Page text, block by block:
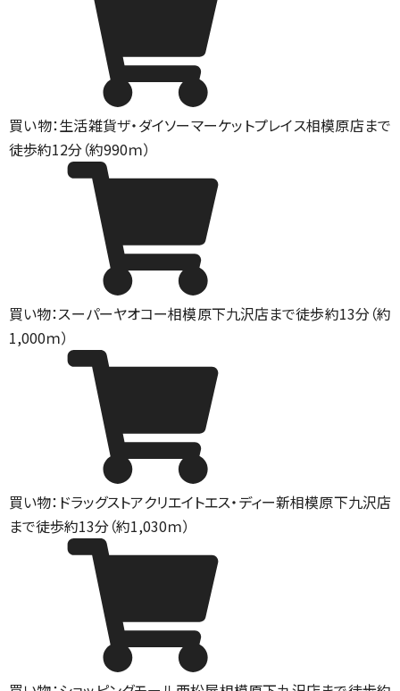
買い物：生活雑貨ザ・ダイソーマーケットプレイス相模原店まで
徒歩約12分（約990ｍ）
買い物：スーパーヤオコー相模原下九沢店まで徒歩約13分（約
1,000ｍ）
買い物：ドラッグストアクリエイトエス・ディー新相模原下九沢店
まで徒歩約13分（約1,030ｍ）